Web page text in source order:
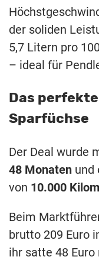
der soliden
5,7 Litern pro
– ideal für
Das
Sparfüchse
Der Deal wurde
48 Monaten und
von 10.000
Beim
brutto 209 Euro
ihr satte 48